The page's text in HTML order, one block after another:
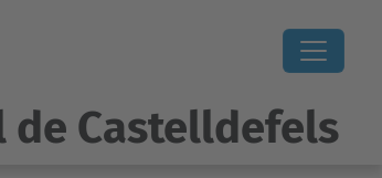
de Castelldefels